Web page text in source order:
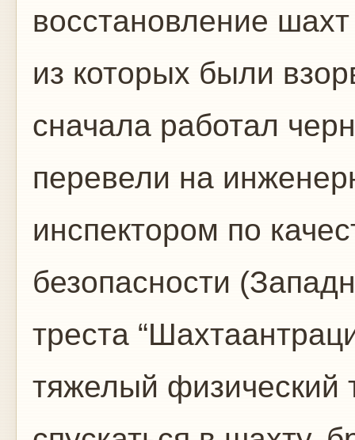
восстановление
из которых были
сначала работал
перевели на
инспектором по
безопасности
треста
тяжелый физический